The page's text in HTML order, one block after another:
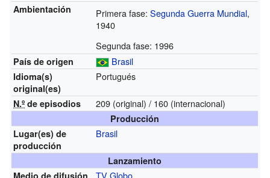
Ambientación Primera fase:Segunda Guerra Mundial,
1940
Segunda fase: 1996
País de origen Brasil
Idioma(s)
original(es)
Portugués
N.º de episodios 209 (original) / 160 (internacional)
Producción
Lugar(es) de
producción
Brasil
Lanzamiento
Medio de difusión
TV Globo